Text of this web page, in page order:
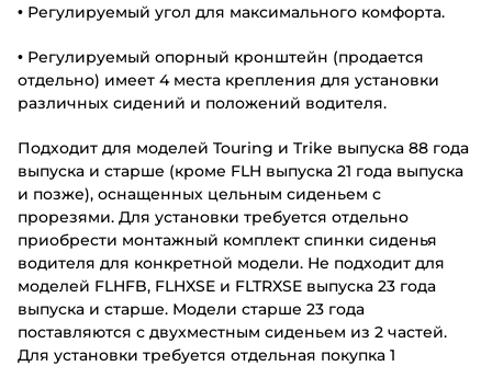
• Регулируемый угол для максимального комфорта.
• Регулируемый опорный кронштейн (продается
отдельно) имеет 4 места крепления для установки
различных сидений и положений водителя.
Подходит для моделей Touring и Trike выпуска 88 года
выпуска и старше (кроме FLH выпуска 21 года выпуска
и позже), оснащенных цельным сиденьем с
прорезями. Для установки требуется отдельно
приобрести монтажный комплект спинки сиденья
водителя для конкретной модели. Не подходит для
моделей FLHFB, FLHXSE и FLTRXSE выпуска 23 года
выпуска и старше. Модели старше 23 года
поставляются с двухместным сиденьем из 2 частей.
Для установки требуется отдельная покупка 1